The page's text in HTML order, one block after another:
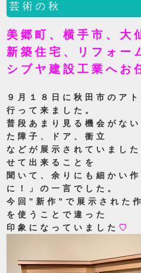
芸術の秋
美郷町、横手市、大
新築住宅、リフォー
シブヤ建設工業へお
９月１８日に秋田市のア
行って来ました。
普段あまり見る機会がな
た障子、ドア、衝立
などが展示されていまし
せて出来ることを
聞いて、余りにも細かい
に！」の一言でした。
今回”新作”で展示された
を使うことで違った
印象になっていました ♡